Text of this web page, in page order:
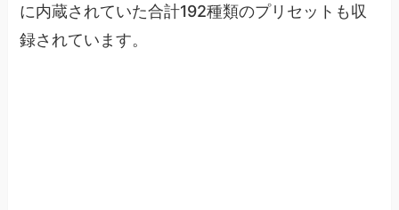
に内蔵されていた合計192種類のプリセットも収
録されています。